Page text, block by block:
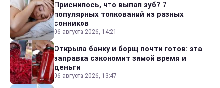
Приснилось, что выпал зуб? 7
популярных толкований из разных
сонников
06 августа 2026, 14:21
Открыла банку и борщ почти готов: эта
заправка сэкономит зимой время и
деньги
06 августа 2026, 13:47